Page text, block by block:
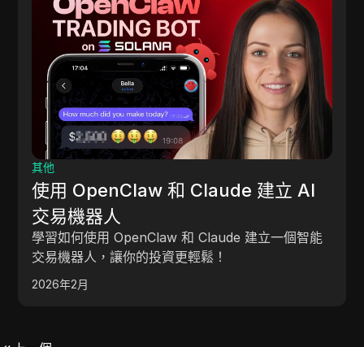
其他
使用 OpenClaw 和 Claude 建立 AI
交易機器人
學習如何使用 OpenClaw 和 Claude 建立一個智能
交易機器人，讓你的投資更輕鬆！
2026年2月